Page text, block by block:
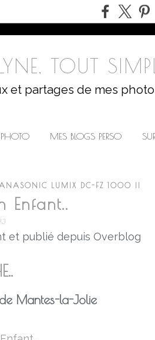
TOUT
et partages de mes
MES BLOGS PERSO
LUMIX DC-FZ 1000 II
Enfant..
et publié depuis Overblog
Mantes-la-Jolie